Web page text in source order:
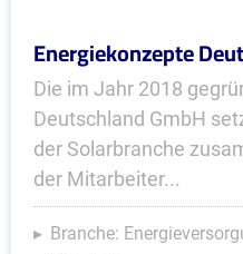
Energiekonzepte
Die im Jahr 2018
Deutschland GmbH
der Solarbranche
der Mitarbeiter...
Branche: